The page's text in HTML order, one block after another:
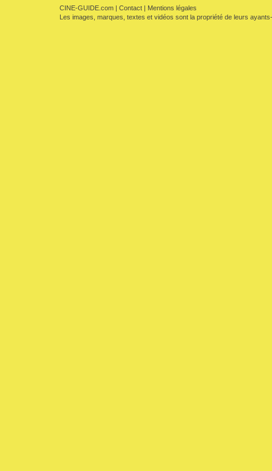
CINE-GUIDE.com | Contact | Mentions légales
Les images, marques, textes et vidéos sont la propriété de leurs